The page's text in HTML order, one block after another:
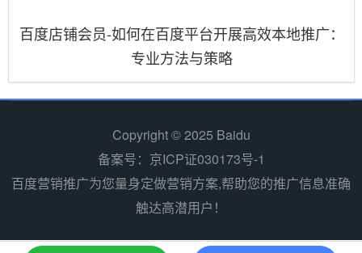
百度店铺会员-如何在百度平台开展高效本地推广：
专业方法与策略
Copyright © 2025 Baidu
备案号：京ICP证030173号-1
百度营销推广为您量身定做营销方案,帮助您的推广信息准确
触达高潜用户！